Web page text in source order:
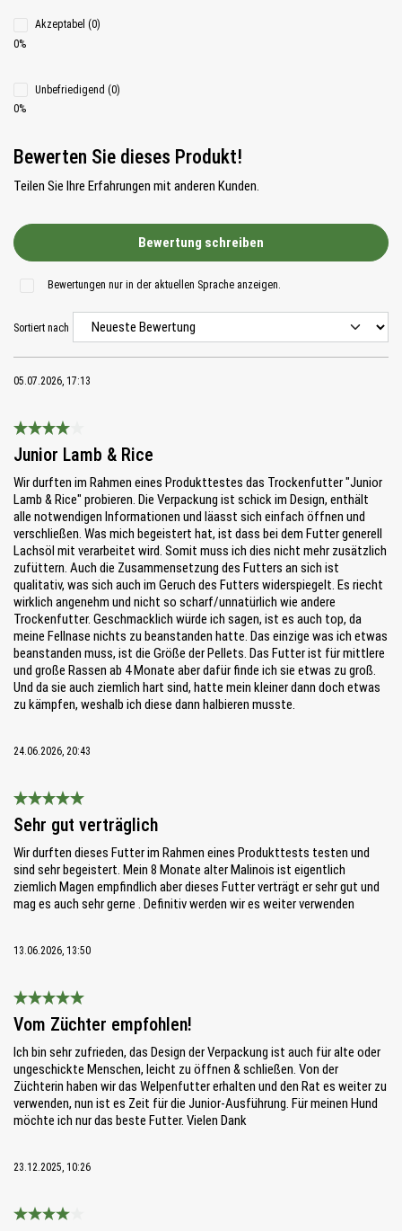
Akzeptabel (0)
0%
Unbefriedigend (0)
0%
Bewerten Sie dieses Produkt!
Teilen Sie Ihre Erfahrungen mit anderen Kunden.
Bewertung schreiben
Bewertungen nur in der aktuellen Sprache anzeigen.
Sortiert nach
05.07.2026, 17:13
Bewertung mit 4 von 5 Sternen
Junior Lamb & Rice
Wir durften im Rahmen eines Produkttestes das Trockenfutter "Junior
Lamb & Rice" probieren. Die Verpackung ist schick im Design, enthält
alle notwendigen Informationen und läasst sich einfach öffnen und
verschließen. Was mich begeistert hat, ist dass bei dem Futter generell
Lachsöl mit verarbeitet wird. Somit muss ich dies nicht mehr zusätzlich
zufüttern. Auch die Zusammensetzung des Futters an sich ist
qualitativ, was sich auch im Geruch des Futters widerspiegelt. Es riecht
wirklich angenehm und nicht so scharf/unnatürlich wie andere
Trockenfutter. Geschmacklich würde ich sagen, ist es auch top, da
meine Fellnase nichts zu beanstanden hatte. Das einzige was ich etwas
beanstanden muss, ist die Größe der Pellets. Das Futter ist für mittlere
und große Rassen ab 4 Monate aber dafür finde ich sie etwas zu groß.
Und da sie auch ziemlich hart sind, hatte mein kleiner dann doch etwas
zu kämpfen, weshalb ich diese dann halbieren musste.
24.06.2026, 20:43
Bewertung mit 5 von 5 Sternen
Sehr gut verträglich
Wir durften dieses Futter im Rahmen eines Produkttests testen und
sind sehr begeistert. Mein 8 Monate alter Malinois ist eigentlich
ziemlich Magen empfindlich aber dieses Futter verträgt er sehr gut und
mag es auch sehr gerne . Definitiv werden wir es weiter verwenden
13.06.2026, 13:50
Vom Züchter empfohlen!
Ich bin sehr zufrieden, das Design der Verpackung ist auch für alte oder
ungeschickte Menschen, leicht zu öffnen & schließen. Von der
Züchterin haben wir das Welpenfutter erhalten und den Rat es weiter zu
verwenden, nun ist es Zeit für die Junior-Ausführung. Für meinen Hund
möchte ich nur das beste Futter. Vielen Dank
23.12.2025, 10:26